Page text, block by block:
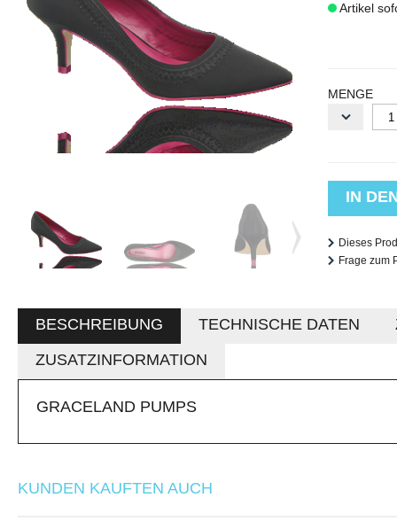
Artikel
MENGE
IN
Dieses
Frage zum
BESCHREIBUNG TECHNISCHE DATEN
ZUSATZINFORMATION
GRACELAND PUMPS
KUNDEN KAUFTEN AUCH